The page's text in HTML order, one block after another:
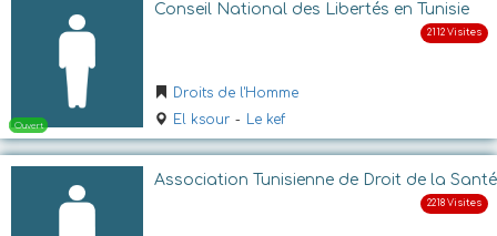
Conseil National des Libertés en Tunisie
Droits de l'Homme
El ksour - Le kef
Association Tunisienne de Droit de la Santé